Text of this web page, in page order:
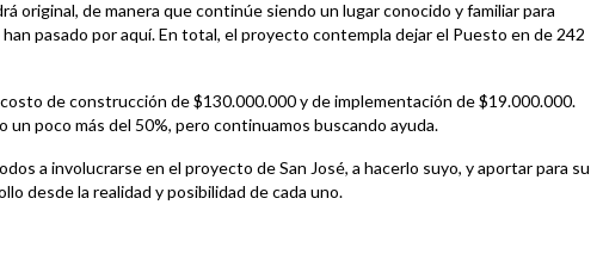
original, de manera que continúe siendo un lugar conocido y familiar para
pasado por aquí. En total, el proyecto contempla dejar el Puesto en de 242
de construcción de $130.000.000 y de implementación de $19.000.000.
un poco más del 50%, pero continuamos buscando ayuda.
a involucrarse en el proyecto de San José, a hacerlo suyo, y aportar para su
desde la realidad y posibilidad de cada uno.